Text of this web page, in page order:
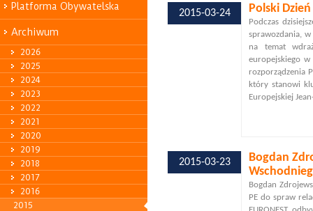
Platforma Obywatelska
Archiwum
2026
2025
2024
2023
2022
2021
2020
2019
2018
2017
2016
2015
2015-03-24 Polski
Podczas
sprawozdania,
na temat
europejskiego
rozporządzenia
który stanowi
Europejskiej
2015-03-23
Bogdan
Bogdan
PE do spraw